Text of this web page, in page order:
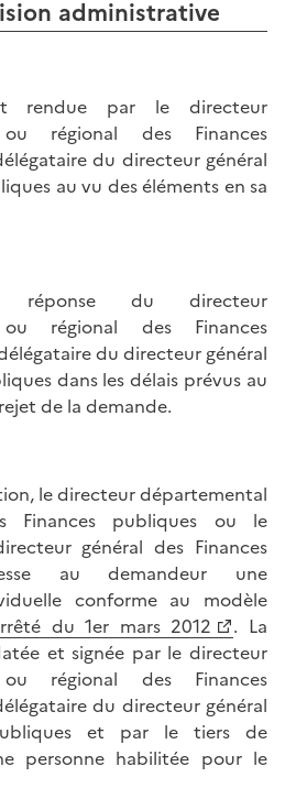
administrative
rendue par le directeur
ou régional des Finances
du directeur général
au vu des éléments en sa
réponse du directeur
ou régional des Finances
du directeur général
dans les délais prévus au
de la demande.
le directeur départemental
Finances publiques ou le
général des Finances
au demandeur une
conforme au modèle
du 1er mars 2012
. La
et signée par le directeur
ou régional des Finances
du directeur général
et par le tiers de
personne habilitée pour le